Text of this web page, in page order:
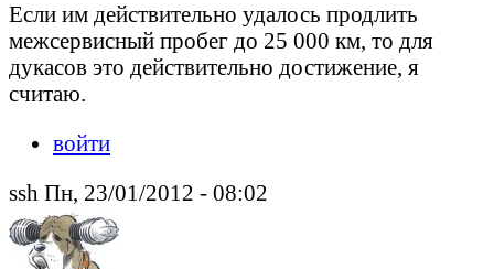
Если им действительно удалось продлить
межсервисный пробег до 25 000 км, то для
дукасов это действительно достижение, я
считаю.
войти
ssh Пн, 23/01/2012 - 08:02